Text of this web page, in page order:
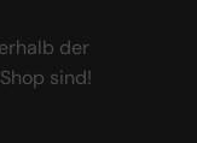
der
sind!